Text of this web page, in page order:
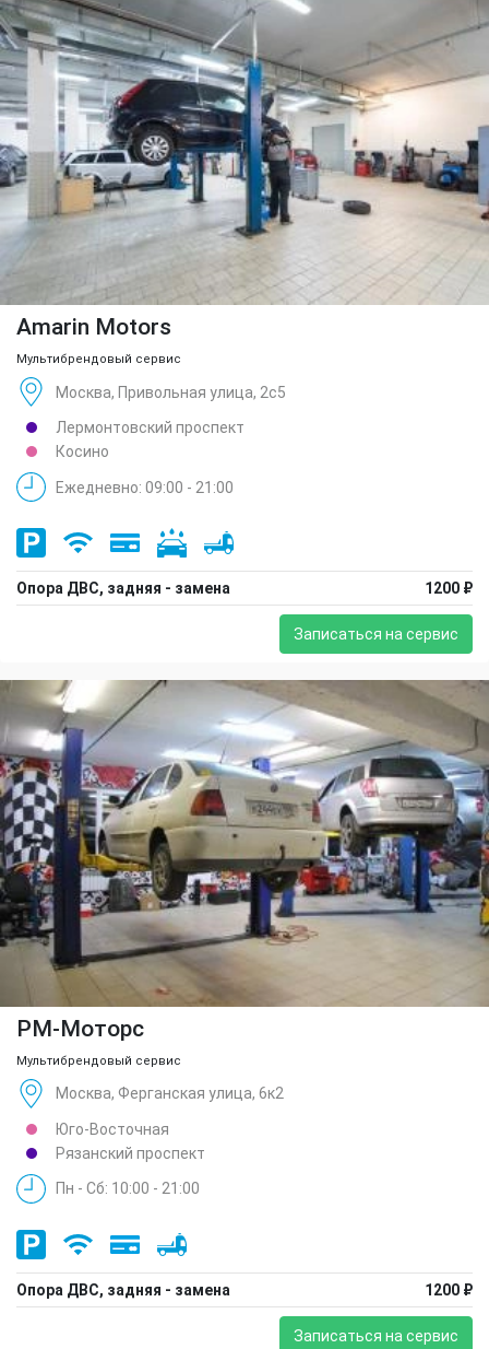
Amarin Motors
Мультибрендовый сервис
Москва, Привольная улица, 2с5
Лермонтовский проспект
Косино
Ежедневно: 09:00 - 21:00
Опора ДВС, задняя - замена 1200 ₽
Записаться на сервис
РМ-Моторс
Мультибрендовый сервис
Москва, Ферганская улица, 6к2
Юго-Восточная
Рязанский проспект
Пн - Сб: 10:00 - 21:00
Опора ДВС, задняя - замена 1200 ₽
Записаться на сервис